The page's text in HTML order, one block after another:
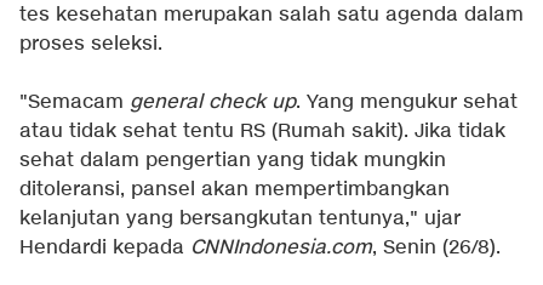
tes kesehatan merupakan salah satu agenda dalam
proses seleksi.
"Semacam general check up. Yang mengukur sehat
atau tidak sehat tentu RS (Rumah sakit). Jika tidak
sehat dalam pengertian yang tidak mungkin
ditoleransi, pansel akan mempertimbangkan
kelanjutan yang bersangkutan tentunya," ujar
Hendardi kepada CNNIndonesia.com, Senin (26/8).